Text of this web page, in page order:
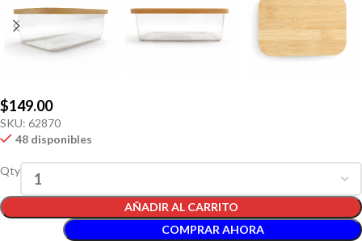
$149.00
SKU: 62870
48 disponibles
Qty
AÑADIR AL CARRITO
COMPRAR AHORA